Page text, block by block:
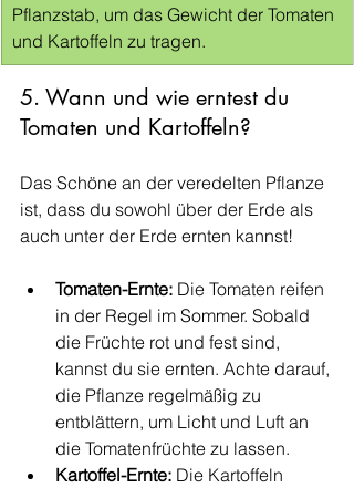
Pflanzstab, um das Gewicht der Tomaten
und Kartoffeln zu tragen.
5. Wann und wie erntest du
Tomaten und Kartoffeln?
Das Schöne an der veredelten Pflanze
ist, dass du sowohl über der Erde als
auch unter der Erde ernten kannst!
Tomaten-Ernte: Die Tomaten reifen
in der Regel im Sommer. Sobald
die Früchte rot und fest sind,
kannst du sie ernten. Achte darauf,
die Pflanze regelmäßig zu
entblättern, um Licht und Luft an
die Tomatenfrüchte zu lassen.
Kartoffel-Ernte: Die Kartoffeln